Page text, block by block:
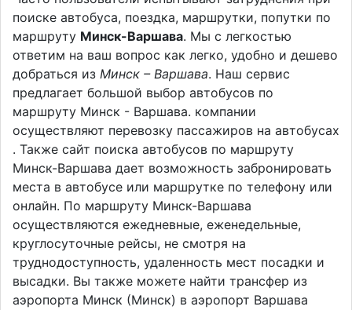
поиске автобуса, поездка, маршрутки, попутки по
маршруту Минск-Варшава. Мы с легкостью
ответим на ваш вопрос как легко, удобно и дешево
добраться из Минск – Варшава. Наш сервис
предлагает большой выбор автобусов по
маршруту Минск - Варшава. компании
осуществляют перевозку пассажиров на автобусах
. Также сайт поиска автобусов по маршруту
Минск-Варшава дает возможность забронировать
места в автобусе или маршрутке по телефону или
онлайн. По маршруту Минск-Варшава
осуществляются ежедневные, еженедельные,
круглосуточные рейсы, не смотря на
труднодоступность, удаленность мест посадки и
высадки. Вы также можете найти трансфер из
аэропорта Минск (Минск) в аэропорт Варшава